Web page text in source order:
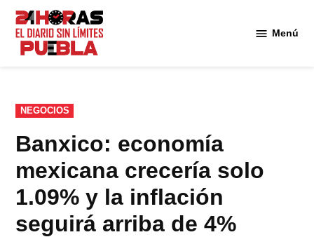
Saltar
contenido
Menú
PUBLICADO
EN
NEGOCIOS
Banxico: economía
mexicana crecería solo
1.09% y la inflación
seguirá arriba de 4%